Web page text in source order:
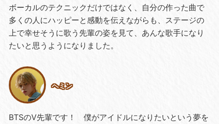
ボーカルのテクニックだけではなく、自分の作った曲で
多くの人にハッピーと感動を伝えながらも、ステージの
上で幸せそうに歌う先輩の姿を見て、あんな歌手になり
たいと思うようになりました。
ヘミン
BTSのV先輩です！ 僕がアイドルになりたいという夢を